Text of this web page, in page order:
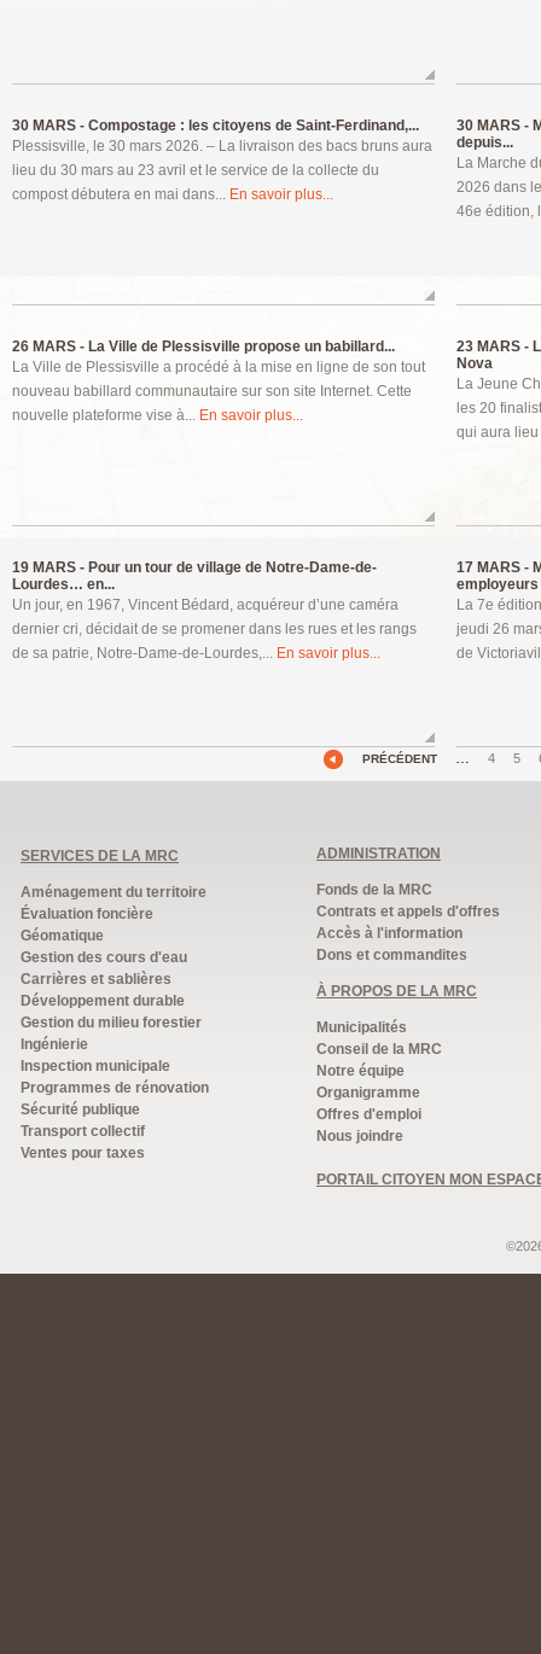
30 MARS - Compostage : les citoyens de Saint-Ferdinand,...
Plessisville, le 30 mars 2026. – La livraison des bacs bruns aura
lieu du 30 mars au 23 avril et le service de la collecte du
compost débutera en mai dans... En savoir plus...
30 MARS -
depuis...
La Marche
2026 dans
46e édition,
26 MARS - La Ville de Plessisville propose un babillard...
La Ville de Plessisville a procédé à la mise en ligne de son tout
nouveau babillard communautaire sur son site Internet. Cette
nouvelle plateforme vise à... En savoir plus...
23 MARS -
Nova
La Jeune
les 20
qui aura
19 MARS - Pour un tour de village de Notre-Dame-de-
Lourdes… en...
Un jour, en 1967, Vincent Bédard, acquéreur d’une caméra
dernier cri, décidait de se promener dans les rues et les rangs
de sa patrie, Notre-Dame-de-Lourdes,... En savoir plus...
17 MARS -
employeurs
La 7e
jeudi 26
de
PRÉCÉDENT … 4 5
SERVICES DE LA MRC
Aménagement du territoire
Évaluation foncière
Géomatique
Gestion des cours d'eau
Carrières et sablières
Développement durable
Gestion du milieu forestier
Ingénierie
Inspection municipale
Programmes de rénovation
Sécurité publique
Transport collectif
Ventes pour taxes
ADMINISTRATION
Fonds de la MRC
Contrats et appels d'offres
Accès à l'information
Dons et commandites
À PROPOS DE LA MRC
Municipalités
Conseil de la MRC
Notre équipe
Organigramme
Offres d'emploi
Nous joindre
PORTAIL CITOYEN MON